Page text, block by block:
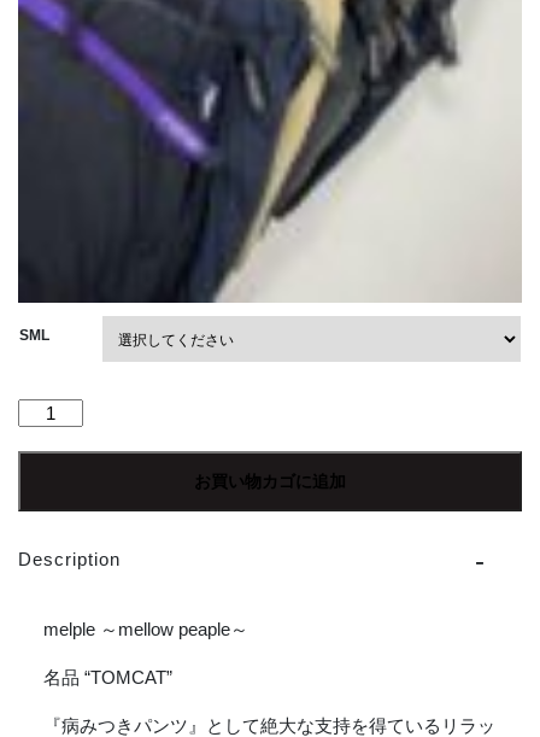
SML
【Men's】
イ
ル
Manoa
お買い物カゴに追加
Description
melple ～mellow peaple～
名品 “TOMCAT”
『病みつきパンツ』として絶大な支持を得ているリラッ